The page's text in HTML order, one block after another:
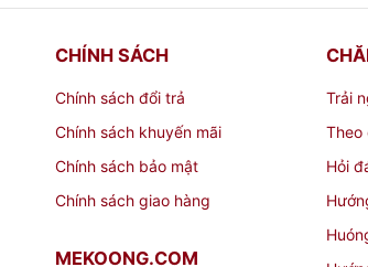
CHÍNH SÁCH
Chính sách đổi trả
Chính sách khuyến mãi
Chính sách bảo mật
Chính sách giao hàng
MEKOONG.COM
Trải
Theo
Hỏi